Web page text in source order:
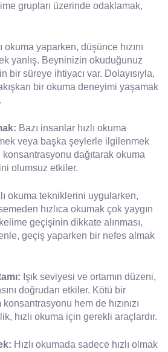
grupları üzerinde odaklamak,
okuma yaparken, düşünce hızını
yanlış. Beyninizin okuduğunuz
bir süreye ihtiyacı var. Dolayısıyla,
bir okuma deneyimi yaşamak
Bazı insanlar hızlı okuma
veya başka şeylerle ilgilenmek
dağıtarak okuma
olumsuz etkiler.
okuma tekniklerini uygularken,
hızlıca okumak çok yaygın
geçişinin dikkate alınması,
geçiş yaparken bir nefes almak
Işık seviyesi ve ortamın düzeni,
doğrudan etkiler. Kötü bir
hem de hızınızı
hızlı okuma için gerekli araçlardır.
Hızlı okumada sadece hızlı olmak